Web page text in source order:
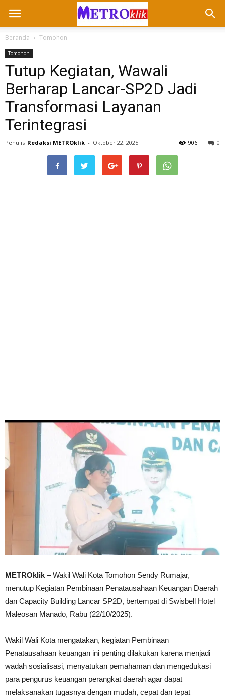
Beranda Tomohon
Tomohon
Tutup Kegiatan, Wawali
Berharap Lancar-SP2D Jadi
Transformasi Layanan
Terintegrasi
Penulis Redaksi METROklik - Oktober 22, 2025 0
906
METROklik – Wakil Wali Kota Tomohon Sendy Rumajar,
menutup Kegiatan Pembinaan Penatausahaan Keuangan Daerah
dan Capacity Building Lancar SP2D, bertempat di Swisbell Hotel
Maleosan Manado, Rabu (22/10/2025).
Wakil Wali Kota mengatakan, kegiatan Pembinaan
Penatausahaan keuangan ini penting dilakukan karena menjadi
wadah sosialisasi, menyatukan pemahaman dan mengedukasi
para pengurus keuangan perangkat daerah agar dapat
melaksanakan tugasnya dengan mudah, cepat dan tepat